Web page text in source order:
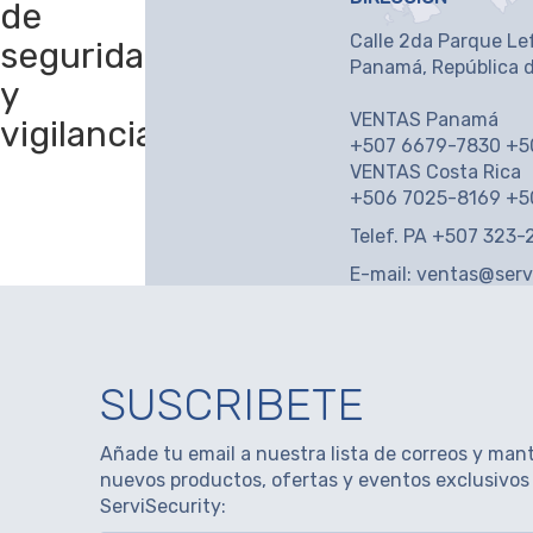
de
seguridad
y
vigilancia.
Calle 2da Parque
Panamá, República
VENTAS Panamá
+507 6679-7830
VENTAS Costa Rica
+506 7025-8169
Telef. PA +507
E-mail:
SUSCRIBETE
Añade tu email a nuestra lista de correos y
nuevos productos, ofertas y eventos exclusivos
ServiSecurity: